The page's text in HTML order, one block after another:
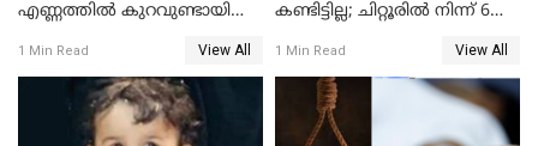
എണ്ണത്തിൽ കുറവുണ്ടായിട്ടും
കുതിച്ചുയരുന്നു
1 Min Read View All
കണ്ടിട്ടില്ല; ചിറ്റൂരിൽ നിന്ന് 6
1 Min Read View All